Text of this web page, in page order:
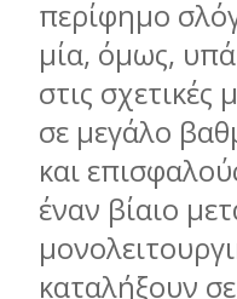
περίφημο
μία, όμως,
στις
σε μεγάλο
και
έναν βίαιο
καταλήξουν